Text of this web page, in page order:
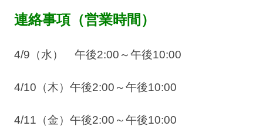
連絡事項（営業時間）
4/9（水） 午後2:00～午後10:00
4/10（木）午後2:00～午後10:00
4/11（金）午後2:00～午後10:00